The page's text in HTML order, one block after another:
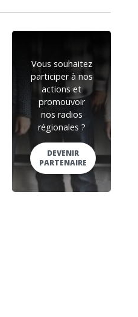
Vous souhaitez
participer à nos
actions et
promouvoir
nos radios
régionales ?
DEVENIR
PARTENAIRE